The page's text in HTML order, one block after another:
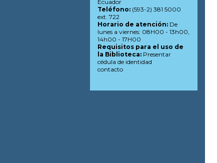
Ecuador
Teléfono:(593-2) 381 5000
ext. 722
Horario de atención:De
lunes a viernes: 08H00 - 13h00,
14h00 - 17H00
Requisitos para el uso de
la Biblioteca:Presentar
cédula de identidad
contacto